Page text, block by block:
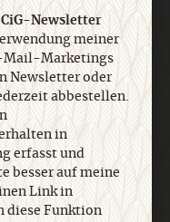
besser auf meine
einen Link in
diese Funktion
in unseren
CiG-Newsletter
meiner
Mail-Marketings
Newsletter oder
abbestellen.
in
erfasst und
besser auf meine
Link in
diese Funktion